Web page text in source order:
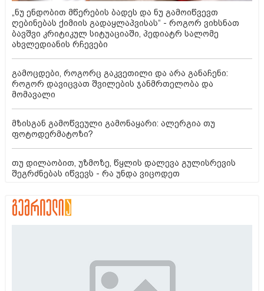
„ნუ ენდობით მწერების ბადეს და ნუ გამოიწვევთ
ღებინებას ქიმიის გადაყლაპვისას“ - როგორ ვიხსნათ
ბავშვი კრიტიკულ სიტუაციაში, პედიატრ სალომე
ახვლედიანის რჩევები
გამოცდები, როგორც გაკვეთილი და არა განაჩენი:
როგორ დავიცვათ შვილების ჯანმრთელობა და
მომავალი
მზისგან გამოწვეული გამონაყარი: ალერგია თუ
ფოტოდერმატოზი?
თუ დილაობით, უზმოზე, წყლის დალევა გულისრევის
შეგრძნებას იწვევს - რა უნდა ვიცოდეთ